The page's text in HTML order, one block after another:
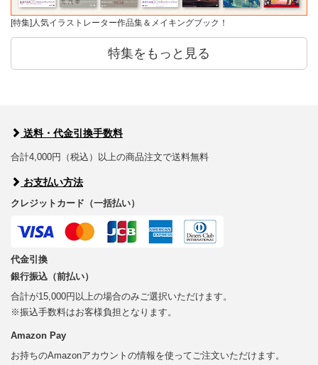
[特集]人気イラストレーター作品集＆メイキングブック！
特集をもっと見る
送料・代金引換手数料
合計4,000円（税込）以上の商品注文で送料無料
お支払い方法
クレジットカード（一括払い）
代金引換
銀行振込（前払い）
合計が15,000円以上の場合のみご選択いただけます。
※振込手数料はお客様負担となります。
Amazon Pay
お持ちのAmazonアカウントの情報を使ってご注文いただけます。